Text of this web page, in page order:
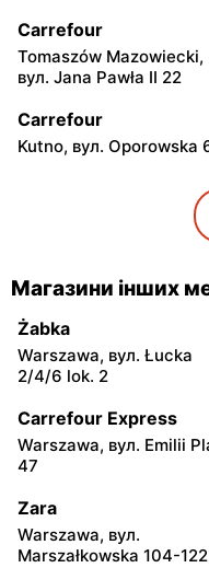
Carrefour
Tomaszów Mazowiecki,
вул. Jana Pawła II 22
Carrefour
Kutno, вул. Oporowska
Łódź, вул. Kolumny 6/36
Carrefour
Carrefour
Juliusza Słowackiego 123
Carrefour
вул. Adama Mickiewicza
Carrefour
Магазини інших
Żabka
Warszawa, вул. Łucka
2/4/6 lok. 2
Carrefour Express
Warszawa, вул. Emilii
47
Zara
Warszawa, вул.
Marszałkowska 104-122